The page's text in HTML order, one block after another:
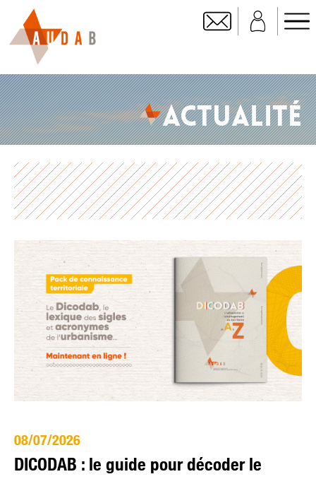
ACTUALITÉ
08/07/2026
DICODAB : le guide pour décoder le